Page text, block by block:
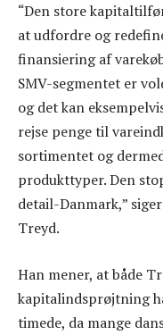
“Den store
at udfordre og
finansiering af
SMV-segmentet er
og det kan
rejse penge til
sortimentet og
produkttyper. Den
detail-Danmark,”
Treyd.
Han mener, at både
kapitalindsprøjtning
timede, da mange